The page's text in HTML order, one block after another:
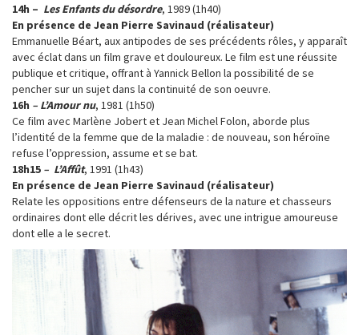
14h – Les Enfants du désordre, 1989 (1h40)
En présence de Jean Pierre Savinaud (réalisateur)
Emmanuelle Béart, aux antipodes de ses précédents rôles, y apparaît
avec éclat dans un film grave et douloureux. Le film est une réussite
publique et critique, offrant à Yannick Bellon la possibilité de se
pencher sur un sujet dans la continuité de son oeuvre.
16h – L’Amour nu, 1981 (1h50)
Ce film avec Marlène Jobert et Jean Michel Folon, aborde plus
l’identité de la femme que de la maladie : de nouveau, son héroïne
refuse l’oppression, assume et se bat.
18h15 – L’Affût, 1991 (1h43)
En présence de Jean Pierre Savinaud (réalisateur)
Relate les oppositions entre défenseurs de la nature et chasseurs
ordinaires dont elle décrit les dérives, avec une intrigue amoureuse
dont elle a le secret.